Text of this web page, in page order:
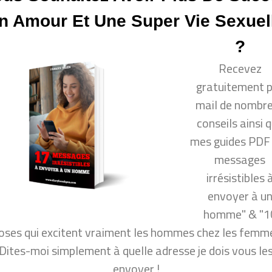
cette chaîne sur laquelle vous trouverez toutes les clés
femmes et ce que les hommes veulent en amour. Je
aux hommes ? comment draguer un mec ?
un homme ? ou même : comment rendre un homme
rendre un homme amoureux ? comment garder un
pensent vraiment !
lit en 7 conseils
recevoir
comprendre les mecs ?
plus de succès en amour
vie sexuelle ?
Amour Et Une Super Vie
?
Recevez
gratuitement
mail de
conseils ainsi
mes guides
messages
irrésistibles
envoyer à un
homme" &
qui excitent vraiment les hommes chez les
Dites-moi simplement à quelle adresse je dois vous